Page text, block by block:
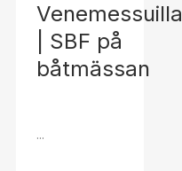
Venemessuilla
| SBF på
båtmässan
...